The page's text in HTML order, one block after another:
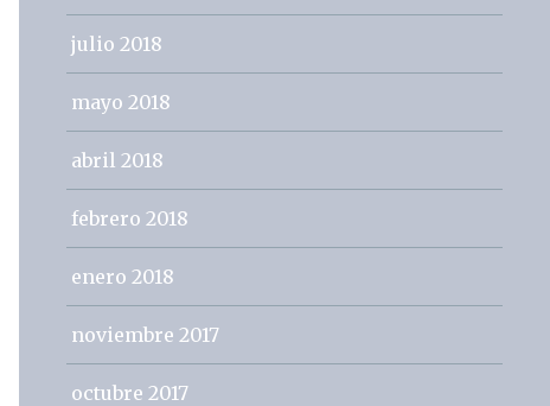
julio 2018
mayo 2018
abril 2018
febrero 2018
enero 2018
noviembre 2017
octubre 2017